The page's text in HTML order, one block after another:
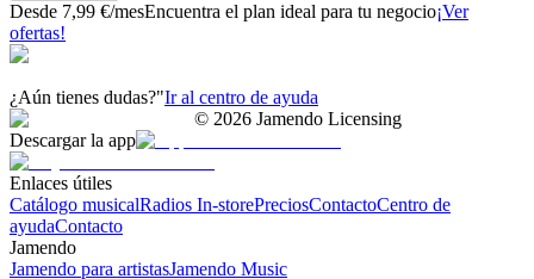
Desde 7,99 €/mesEncuentra el plan ideal para tu negocio¡Ver
ofertas!
¿Aún tienes dudas?"Ir al centro de ayuda
© 2026 Jamendo Licensing
Descargar la app
Enlaces útiles
Catálogo musicalRadios In-storePreciosContactoCentro de
ayudaContacto
Jamendo
Jamendo para artistasJamendo Music